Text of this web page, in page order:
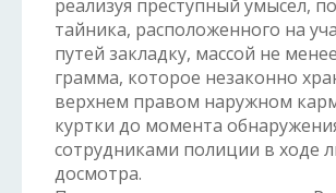
реализуя преступный умысел,
тайника, расположенного на
путей закладку, массой не
грамма, которое незаконно
верхнем правом наружном
куртки до момента
сотрудниками полиции в ходе
досмотра.